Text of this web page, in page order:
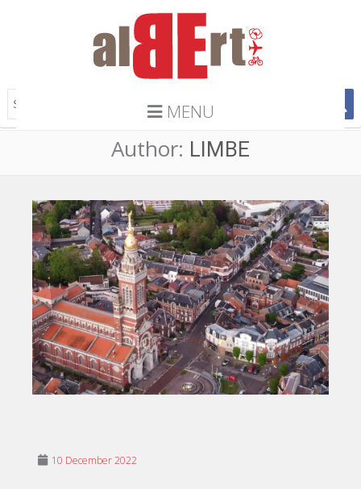
MENU
Author: LIMBE
10 December 2022